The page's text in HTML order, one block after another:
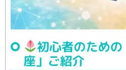
初心者のため
座」ご紹介